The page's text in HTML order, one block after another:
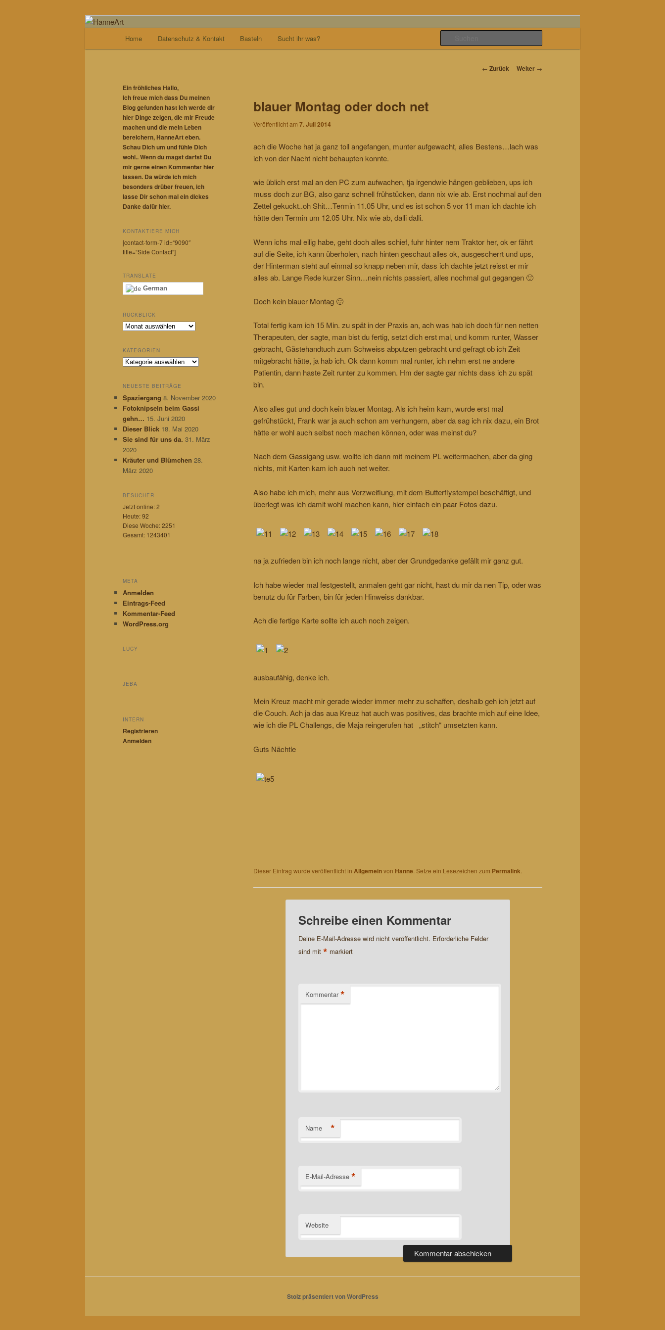
HanneArt
von allem etwas
Home Datenschutz & Kontakt Basteln Sucht ihr was?
Beitrags-
← Zurück Weiter →
blauer Montag oder doch net
Veröffentlicht am 7. Juli 2014
ach die Woche hat ja ganz toll angefangen, munter aufgewacht, alles Bestens…lach was
ich von der Nacht nicht behaupten konnte.
wie üblich erst mal an den PC zum aufwachen, tja irgendwie hängen geblieben, ups ich
muss doch zur BG, also ganz schnell frühstücken, dann nix wie ab. Erst nochmal auf den
Zettel gekuckt..oh Shit…Termin 11.05 Uhr, und es ist schon 5 vor 11 man ich dachte ich
hätte den Termin um 12.05 Uhr. Nix wie ab, dalli dalli.
Wenn ichs mal eilig habe, geht doch alles schief, fuhr hinter nem Traktor her, ok er fährt
auf die Seite, ich kann überholen, nach hinten geschaut alles ok, ausgescherrt und ups,
der Hinterman steht auf einmal so knapp neben mir, dass ich dachte jetzt reisst er mir
alles ab. Lange Rede kurzer Sinn…nein nichts passiert, alles nochmal gut gegangen 🙂
Doch kein blauer Montag 🙂
Total fertig kam ich 15 Min. zu spät in der Praxis an, ach was hab ich doch für nen netten
Therapeuten, der sagte, man bist du fertig, setzt dich erst mal, und komm runter, Wasser
gebracht, Gästehandtuch zum Schweiss abputzen gebracht und gefragt ob ich Zeit
mitgebracht hätte, ja hab ich. Ok dann komm mal runter, ich nehm erst ne andere
Patientin, dann haste Zeit runter zu kommen. Hm der sagte gar nichts dass ich zu spät
bin.
Also alles gut und doch kein blauer Montag. Als ich heim kam, wurde erst mal
gefrühstückt, Frank war ja auch schon am verhungern, aber da sag ich nix dazu, ein Brot
hätte er wohl auch selbst noch machen können, oder was meinst du?
Nach dem Gassigang usw. wollte ich dann mit meinem PL weitermachen, aber da ging
nichts, mit Karten kam ich auch net weiter.
Also habe ich mich, mehr aus Verzweiflung, mit dem Butterflystempel beschäftigt, und
überlegt was ich damit wohl machen kann, hier einfach ein paar Fotos dazu.
na ja zufrieden bin ich noch lange nicht, aber der Grundgedanke gefällt mir ganz gut.
Ich habe wieder mal festgestellt, anmalen geht gar nicht, hast du mir da nen Tip, oder was
benutz du für Farben, bin für jeden Hinweiss dankbar.
Ach die fertige Karte sollte ich auch noch zeigen.
ausbaufähig, denke ich.
Mein Kreuz macht mir gerade wieder immer mehr zu schaffen, deshalb geh ich jetzt auf
die Couch. Ach ja das aua Kreuz hat auch was positives, das brachte mich auf eine Idee,
wie ich die PL Challengs, die Maja reingerufen hat „stitch“ umsetzten kann.
Guts Nächtle
Dieser Eintrag wurde veröffentlicht in Allgemeinvon Hanne . Setze ein Lesezeichen zum Permalink
Schreibe einen Kommentar
Deine E-Mail-Adresse wird nicht veröffentlicht. Erforderliche Felder
sind mit * markiert
Kommentar *
Name *
E-Mail-Adresse *
Website
Ein fröhliches Hallo,
Ich freue mich dass Du meinen
Blog gefunden hast Ich werde dir
hier Dinge zeigen, die mir Freude
machen und die mein Leben
bereichern, HanneArt eben.
Schau Dich um und fühle Dich
wohl..Wenn du magst darfst Du
mir gerne einen Kommentar hier
lassen. Da würde ich mich
besonders drüber freuen, ich
lasse Dir schon mal ein dickes
Danke dafür hier.
KONTAKTIERE MICH
[contact-form-7 id=“9090″
title=“Side Contact“]
TRANSLATE
German
RÜCKBLICK
R
k
b
i
k
KATEGORIEN
K
e
g
o
r
i
e
n
NEUESTE BEITRÄGE
Spaziergang 8. November 2020
Fotoknipseln beim Gassi
gehn… 15. Juni 2020
Dieser Blick 18. Mai 2020
Sie sind für uns da. 31. März
2020
Kräuter und Blümchen 28.
März 2020
BESUCHER
Jetzt online: 2
Heute: 92
Diese Woche: 2251
Gesamt: 1243401
META
Anmelden
Eintrags-Feed
Kommentar-Feed
WordPress.org
LUCY
JEBA
INTERN
Registrieren
Anmelden
Stolz präsentiert von WordPress